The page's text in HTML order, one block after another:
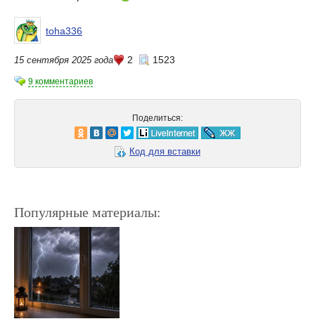
toha336
15 сентября 2025 года 2 1523
9 комментариев
Поделиться:
Код для вставки
Популярные материалы: